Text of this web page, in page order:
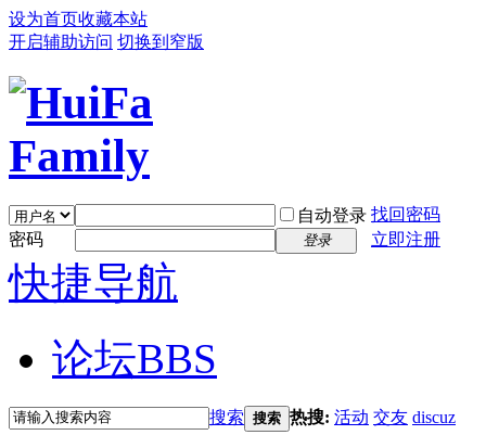
设为首页收藏本站
开启辅助访问 切换到窄版
自动登录 找回密码
密码
登录 立即注册
快捷导航
论坛BBS
搜索 搜索 热搜: 活动 交友 discuz